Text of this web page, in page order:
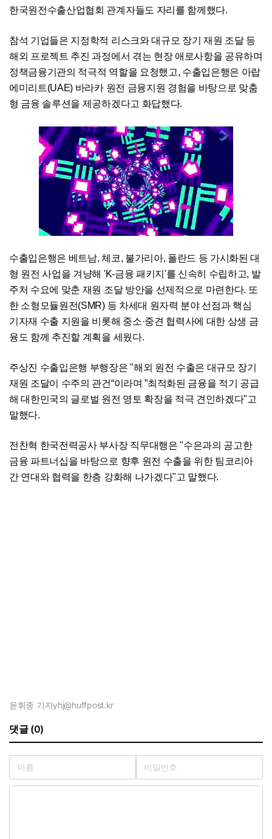
한국원전수출산업협회 관계자들도 자리를 함께했다.
참석 기업들은 지정학적 리스크와 대규모 장기 재원 조달 등
해외 프로젝트 추진 과정에서 겪는 현장 애로사항을 공유하며
정책금융기관의 적극적 역할을 요청했고, 수출입은행은 아랍
에미리트(UAE) 바라카 원전 금융지원 경험을 바탕으로 맞춤
형 금융 솔루션을 제공하겠다고 화답했다.
수출입은행은 베트남, 체코, 불가리아, 폴란드 등 가시화된 대
형 원전 사업을 겨냥해 'K-금융 패키지'를 신속히 수립하고, 발
주처 수요에 맞춘 재원 조달 방안을 선제적으로 마련한다. 또
한 소형모듈원전(SMR) 등 차세대 원자력 분야 선점과 핵심
기자재 수출 지원을 비롯해 중소·중견 협력사에 대한 상생 금
융도 함께 추진할 계획을 세웠다.
주상진 수출입은행 부행장은 "해외 원전 수출은 대규모 장기
재원 조달이 수주의 관건“이라며 ”최적화된 금융을 적기 공급
해 대한민국의 글로벌 원전 영토 확장을 적극 견인하겠다"고
말했다.
전찬혁 한국전력공사 부사장 직무대행은 "수은과의 공고한
금융 파트너십을 바탕으로 향후 원전 수출을 위한 팀코리아
간 연대와 협력을 한층 강화해 나가겠다"고 말했다.
윤휘종 기자yhj@huffpost.kr
댓글 (0)